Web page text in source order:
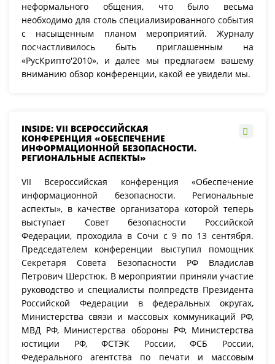
неформального общения, что было весьма
необходимо для столь специализированного события
с насыщенным планом мероприятий. Журналу
посчастливилось быть приглашенным на
«РусКрипто'2010», и далее мы предлагаем вашему
вниманию обзор конференции, какой ее увидели мы.
INSIDE: VII ВСЕРОССИЙСКАЯ
КОНФЕРЕНЦИЯ «ОБЕСПЕЧЕНИЕ
ИНФОРМАЦИОННОЙ БЕЗОПАСНОСТИ.
РЕГИОНАЛЬНЫЕ АСПЕКТЫ»
VII Всероссийская конференция «Обеспечение
информационной безопасности. Региональные
аспекты», в качестве организатора которой теперь
выступает Совет безопасности Российской
Федерации, проходила в Сочи с 9 по 13 сентября.
Председателем конференции выступил помощник
Секретаря Совета Безопасности РФ Владислав
Петрович Шерстюк. В мероприятии приняли участие
руководство и специалисты полпредств Президента
Российской Федерации в федеральных округах,
Министерства связи и массовых коммуникаций РФ,
МВД РФ, Министерства обороны РФ, Министерства
юстиции РФ, ФСТЭК России, ФСБ России,
Федерального агентства по печати и массовым